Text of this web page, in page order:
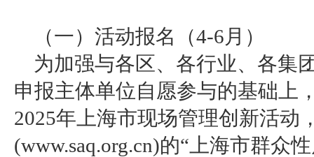
（一）活动报名（4-6月）
为加强与各区、各行业、各集
申报主体单位自愿参与的基础上
2025年上海市现场管理创新活动
(www.saq.org.cn)的“上海市群众